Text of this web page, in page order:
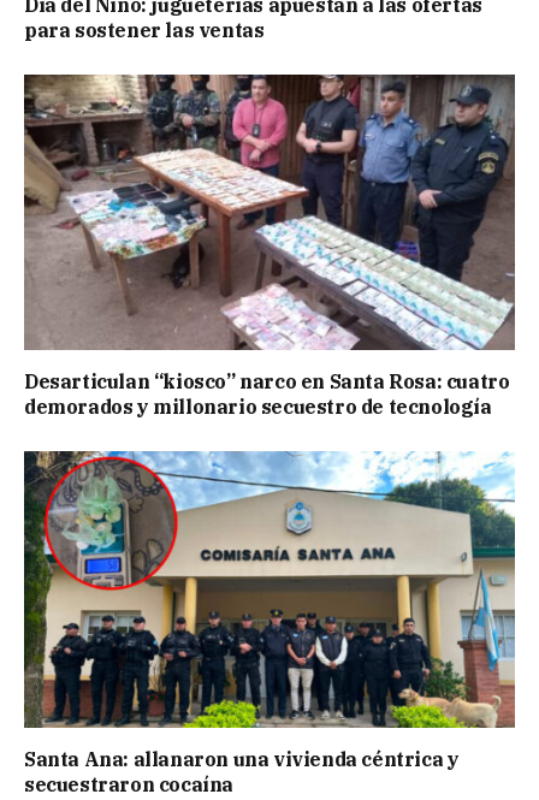
para sostener las ventas
Desarticulan “kiosco” narco en Santa Rosa: cuatro
demorados y millonario secuestro de tecnología
Santa Ana: allanaron una vivienda céntrica y
secuestraron cocaína